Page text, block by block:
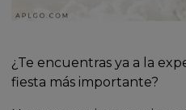
¿Te encuentras ya a la
fiesta más importante?